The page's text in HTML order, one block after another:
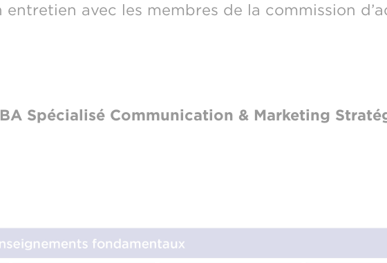
entretien avec les membres de la commission
Spécialisé Communication & Marketing